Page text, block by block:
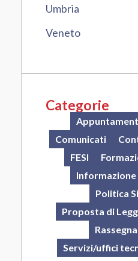
Umbria
Veneto
Categorie
Comunicati
FESI
Informazione
Politica
Proposta di
Servizi/uffici